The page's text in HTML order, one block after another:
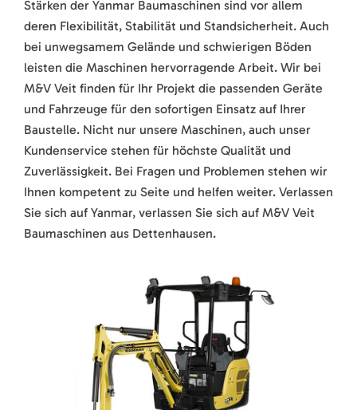
Stärken der Yanmar Baumaschinen sind vor allem
deren Flexibilität, Stabilität und Standsicherheit. Auch
bei unwegsamem Gelände und schwierigen Böden
leisten die Maschinen hervorragende Arbeit. Wir bei
M&V Veit finden für Ihr Projekt die passenden Geräte
und Fahrzeuge für den sofortigen Einsatz auf Ihrer
Baustelle. Nicht nur unsere Maschinen, auch unser
Kundenservice stehen für höchste Qualität und
Zuverlässigkeit. Bei Fragen und Problemen stehen wir
Ihnen kompetent zu Seite und helfen weiter. Verlassen
Sie sich auf Yanmar, verlassen Sie sich auf M&V Veit
Baumaschinen aus Dettenhausen.